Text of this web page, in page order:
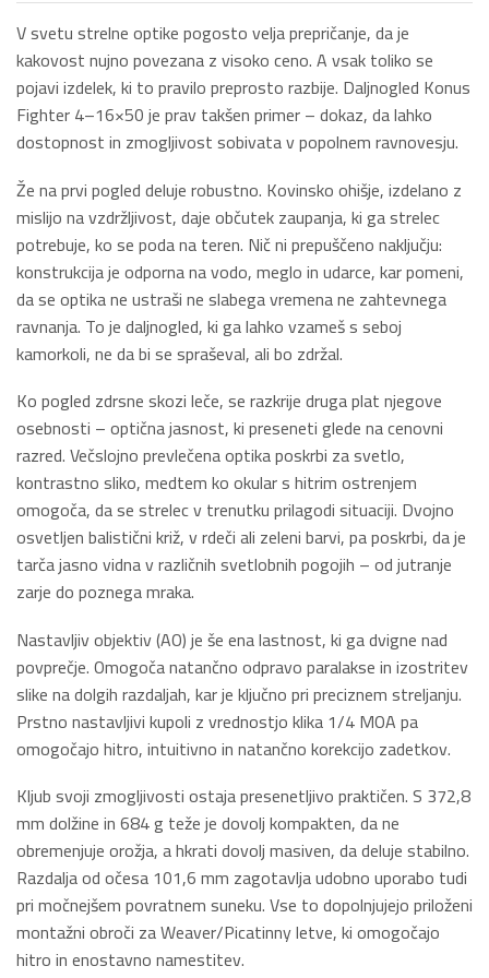
V svetu strelne optike pogosto velja prepričanje, da je
kakovost nujno povezana z visoko ceno. A vsak toliko se
pojavi izdelek, ki to pravilo preprosto razbije. Daljnogled Konus
Fighter 4–16×50 je prav takšen primer – dokaz, da lahko
dostopnost in zmogljivost sobivata v popolnem ravnovesju.
Že na prvi pogled deluje robustno. Kovinsko ohišje, izdelano z
mislijo na vzdržljivost, daje občutek zaupanja, ki ga strelec
potrebuje, ko se poda na teren. Nič ni prepuščeno naključju:
konstrukcija je odporna na vodo, meglo in udarce, kar pomeni,
da se optika ne ustraši ne slabega vremena ne zahtevnega
ravnanja. To je daljnogled, ki ga lahko vzameš s seboj
kamorkoli, ne da bi se spraševal, ali bo zdržal.
Ko pogled zdrsne skozi leče, se razkrije druga plat njegove
osebnosti – optična jasnost, ki preseneti glede na cenovni
razred. Večslojno prevlečena optika poskrbi za svetlo,
kontrastno sliko, medtem ko okular s hitrim ostrenjem
omogoča, da se strelec v trenutku prilagodi situaciji. Dvojno
osvetljen balistični križ, v rdeči ali zeleni barvi, pa poskrbi, da je
tarča jasno vidna v različnih svetlobnih pogojih – od jutranje
zarje do poznega mraka.
Nastavljiv objektiv (AO) je še ena lastnost, ki ga dvigne nad
povprečje. Omogoča natančno odpravo paralakse in izostritev
slike na dolgih razdaljah, kar je ključno pri preciznem streljanju.
Prstno nastavljivi kupoli z vrednostjo klika 1/4 MOA pa
omogočajo hitro, intuitivno in natančno korekcijo zadetkov.
Kljub svoji zmogljivosti ostaja presenetljivo praktičen. S 372,8
mm dolžine in 684 g teže je dovolj kompakten, da ne
obremenjuje orožja, a hkrati dovolj masiven, da deluje stabilno.
Razdalja od očesa 101,6 mm zagotavlja udobno uporabo tudi
pri močnejšem povratnem suneku. Vse to dopolnjujejo priloženi
montažni obroči za Weaver/Picatinny letve, ki omogočajo
hitro in enostavno namestitev.